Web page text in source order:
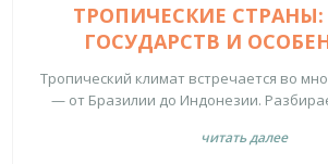
ТРОПИЧЕСКИЕ
ГОСУДАРСТВ И
ТРОПИЧЕСКОГО
Тропический климат встречается во
— от Бразилии до Индонезии.
читать далее